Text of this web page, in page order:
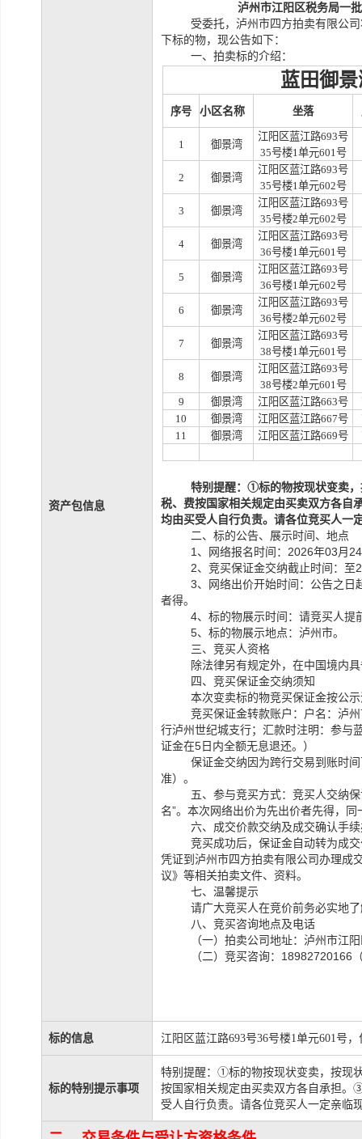
资产包信息
泸州市江阳区税务局一
受委托，泸州市四方拍卖有限公司
下标的物，现公告如下：
一、拍卖标的介绍：
蓝田御
序号 小区名称 坐落
1 御景湾
江阳区蓝江路693号
35号楼1单元601号
2 御景湾
江阳区蓝江路693号
35号楼1单元602号
3 御景湾
江阳区蓝江路693号
35号楼2单元602号
4 御景湾
江阳区蓝江路693号
36号楼1单元601号
5 御景湾
江阳区蓝江路693号
36号楼1单元602号
6 御景湾
江阳区蓝江路693号
36号楼2单元602号
7 御景湾
江阳区蓝江路693号
38号楼1单元601号
8 御景湾
江阳区蓝江路693号
38号楼2单元601号
9
御景湾 江阳区蓝江路663号
10
御景湾 江阳区蓝江路667号
11
御景湾 江阳区蓝江路669号
特别提醒：①标的物按现状变卖
税、费按国家相关规定由买卖双方各自
均由买受人自行负责。请各位竞买人一
二、标的公告、展示时间、地点
1、网络报名时间：2026年03月24
2、竞买保证金交纳截止时间：至
3、网络出价开始时间：公告之
者得。
4、标的物展示时间：请竞买人提
5、标的物展示地点：泸州市。
三、竞买人资格
除法律另有规定外，在中国境内
四、竞买保证金交纳须知
本次变卖标的物竞买保证金按公
竞买保证金转款账户：户名：泸
行泸州世纪城支行； 汇款时注明：参与
证金在5日内全额无息退还。）
保证金交纳因为跨行交易到账时
准）。
五、参与竞买方式：竞买人交纳
名”。 本次网络出价为先出价者先得，
六、成交价款交纳及成交确认手
竞买成功后，保证金自动转为成
凭证到泸州市四方拍卖有限公司办理成
议》等相关拍卖文件、资料。
七、温馨提示
请广大竞买人在竞价前务必实地
八、竞买咨询地点及电话
（一）拍卖公司地址：泸州市江
（二）竞买咨询：18982720166
标的信息 江阳区蓝江路693号36号楼1单元601号
标的特别提示事项
特别提醒：①标的物按现状变卖，按现
按国家相关规定由买卖双方各自承担。
受人自行负责。请各位竞买人一定亲临